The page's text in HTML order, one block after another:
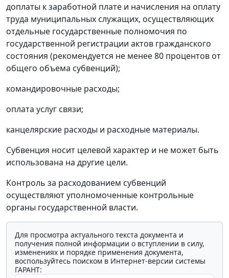
доплаты к заработной плате и начисления на оплату
труда муниципальных служащих, осуществляющих
отдельные государственные полномочия по
государственной регистрации актов гражданского
состояния (рекомендуется не менее 80 процентов от
общего объема субвенций);
командировочные расходы;
оплата услуг связи;
канцелярские расходы и расходные материалы.
Субвенция носит целевой характер и не может быть
использована на другие цели.
Контроль за расходованием субвенций
осуществляют уполномоченные контрольные
органы государственной власти.
Для просмотра актуального текста документа и
получения полной информации о вступлении в силу,
изменениях и порядке применения документа,
воспользуйтесь поиском в Интернет-версии системы
ГАРАНТ: